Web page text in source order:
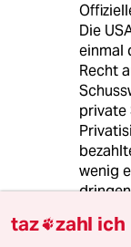
Die
einmal
Recht
private
wenig
taz zahl ich